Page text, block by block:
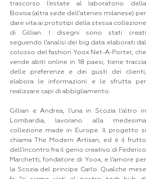
trascorso l’estate al laboratorio della
Bovisa (altra sede dell’ateneo milanese) per
dare vita ai prototipi della stessa collezione
di Gillian. I disegni sono stati creati
seguendo l’analisi dei big data elaborati dal
colosso del fashion Yoox Net-A-Porter, che
vende abiti online in 18 paesi, tiene traccia
delle preferenze e dei gusti dei clienti,
elabora le informazioni e le sfrutta per
realizzare capi di abbigliamento.
Gillian e Andrea, l’una in Scozia l’altro in
Lombardia, lavorano alla medesima
collezione made in Europe. Il progetto si
chiama The Modern Artisan, ed è il frutto
dell’incontro fra il genio creativo di Federico
Marchetti, fondatore di Yoox, e l’amore per
la Scozia del principe Carlo. Qualche mese